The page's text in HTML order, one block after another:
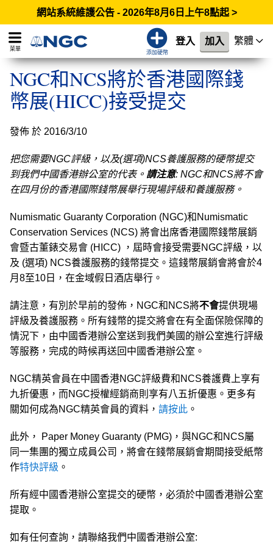
網站系統維護公告 - 2026年8月6日上午8點起 >
菜單
添加硬幣
登入 加入 繁體
NGC和NCS將於香港國際錢
幣展(HICC)接受提交
發佈 於 2016/3/10
把您需要NGC評級，以及(選項)NCS養護服務的硬幣提交
到我們中國香港辦公室的代表。 請注意: NGC和NCS將不會
在四月份的香港國際錢幣展舉行現場評級和養護服務。
Numismatic Guaranty Corporation (NGC)和Numismatic
Conservation Services (NCS) 將會出席香港國際錢幣展銷
會暨古董錶交易會 (HICC) ，屆時會接受需要NGC評級，以
及 (選項) NCS養護服務的錢幣提交。這錢幣展銷會將會於4
月8至10日，在金域假日酒店舉行。
請注意，有別於早前的發佈，NGC和NCS將不會提供現場
評級及養護服務。所有錢幣的提交將會在有全面保險保障的
情況下，由中國香港辦公室送到我們美國的辦公室進行評級
等服務，完成的時候再送回中國香港辦公室。
NGC精英會員在中國香港NGC評級費和NCS養護費上享有
九折優惠，而NGC授權經銷商則享有八五折優惠。更多有
關如何成為NGC精英會員的資料， 請按此 。
此外， Paper Money Guaranty (PMG)，與NGC和NCS屬
同一集團的獨立成員公司，將會在錢幣展銷會期間接受紙幣
作特快評級 。
所有經中國香港辦公室提交的硬幣，必須於中國香港辦公室
提取。
如有任何查詢，請聯絡我們中國香港辦公室: